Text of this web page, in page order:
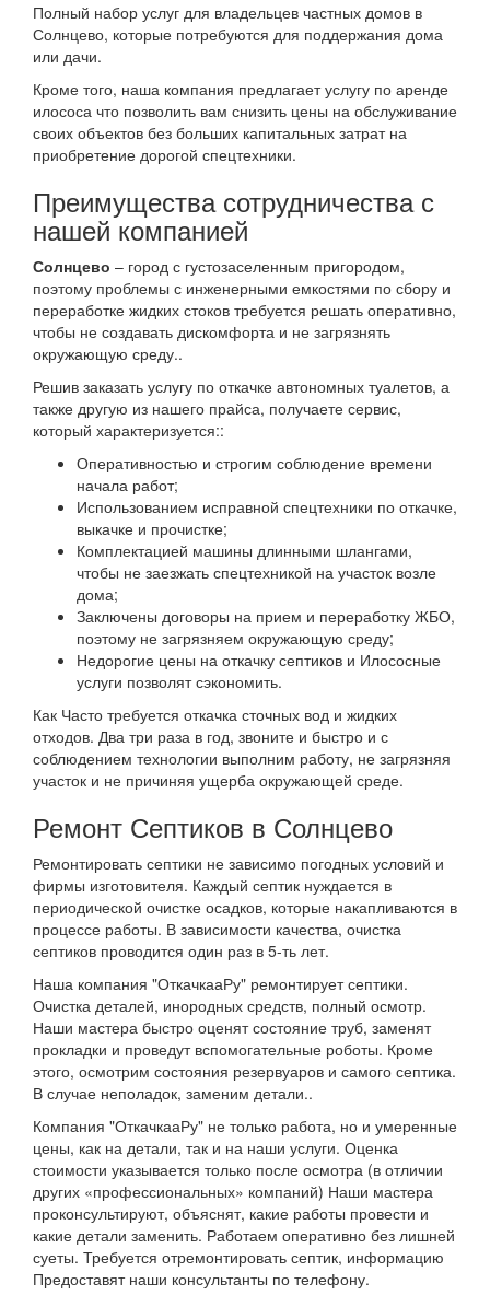
Полный набор услуг для владельцев частных домов в
Солнцево, которые потребуются для поддержания дома
или дачи.
Кроме того, наша компания предлагает услугу по аренде
илососа что позволить вам снизить цены на обслуживание
своих объектов без больших капитальных затрат на
приобретение дорогой спецтехники.
Преимущества сотрудничества с
нашей компанией
Солнцево – город с густозаселенным пригородом,
поэтому проблемы с инженерными емкостями по сбору и
переработке жидких стоков требуется решать оперативно,
чтобы не создавать дискомфорта и не загрязнять
окружающую среду..
Решив заказать услугу по откачке автономных туалетов, а
также другую из нашего прайса, получаете сервис,
который характеризуется::
Оперативностью и строгим соблюдение времени
начала работ;
Использованием исправной спецтехники по откачке,
выкачке и прочистке;
Комплектацией машины длинными шлангами,
чтобы не заезжать спецтехникой на участок возле
дома;
Заключены договоры на прием и переработку ЖБО,
поэтому не загрязняем окружающую среду;
Недорогие цены на откачку септиков и Илососные
услуги позволят сэкономить.
Как Часто требуется откачка сточных вод и жидких
отходов. Два три раза в год, звоните и быстро и с
соблюдением технологии выполним работу, не загрязняя
участок и не причиняя ущерба окружающей среде.
Ремонт Септиков в Солнцево
Ремонтировать септики не зависимо погодных условий и
фирмы изготовителя. Каждый септик нуждается в
периодической очистке осадков, которые накапливаются в
процессе работы. В зависимости качества, очистка
септиков проводится один раз в 5-ть лет.
Наша компания "ОткачкааРу" ремонтирует септики.
Очистка деталей, инородных средств, полный осмотр.
Наши мастера быстро оценят состояние труб, заменят
прокладки и проведут вспомогательные роботы. Кроме
этого, осмотрим состояния резервуаров и самого септика.
В случае неполадок, заменим детали..
Компания "ОткачкааРу" не только работа, но и умеренные
цены, как на детали, так и на наши услуги. Оценка
стоимости указывается только после осмотра (в отличии
других «профессиональных» компаний) Наши мастера
проконсультируют, объяснят, какие работы провести и
какие детали заменить. Работаем оперативно без лишней
суеты. Требуется отремонтировать септик, информацию
Предоставят наши консультанты по телефону.